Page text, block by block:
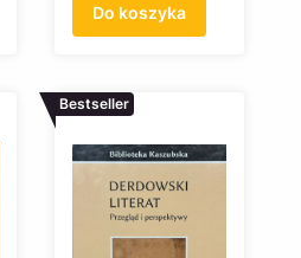
Do koszyka
Bestseller